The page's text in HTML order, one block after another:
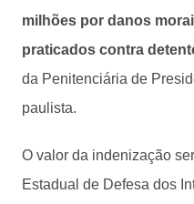
milhões por danos
praticados contra
da Penitenciária de
paulista.
O valor da indenização
Estadual de Defesa dos